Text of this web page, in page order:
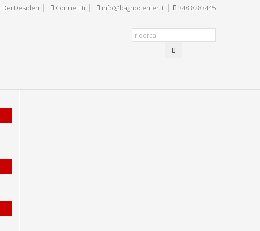
Dei Desideri Connettiti info@bagnocenter.it 348 8283445